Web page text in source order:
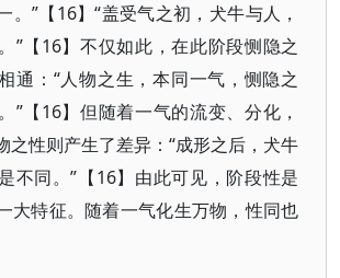
。”【16】“盖受气之初，犬牛与人，
”【16】不仅如此，在此阶段恻隐之
通：“人物之生，本同一气，恻隐之
”【16】但随着一气的流变、分化，
之性则产生了差异：“成形之后，犬牛
不同。”【16】由此可见，阶段性是
大特征。随着一气化生万物，性同也